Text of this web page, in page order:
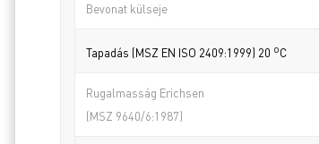
Bevonat külseje
Tapadás (MSZ EN ISO 2409:1999) 20 oC
Rugalmasság Erichsen
(MSZ 9640/6:1987)